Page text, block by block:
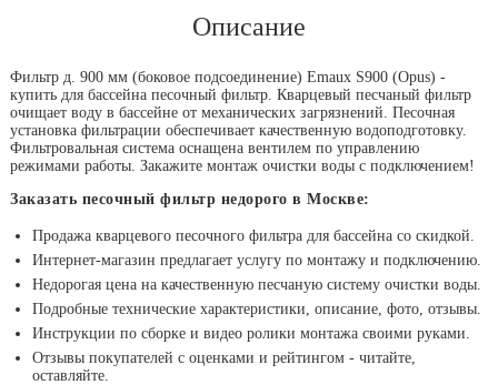
Описание
Фильтр д. 900 мм (боковое подсоединение) Emaux S900 (Opus) -
купить для бассейна песочный фильтр. Кварцевый песчаный фильтр
очищает воду в бассейне от механических загрязнений. Песочная
установка фильтрации обеспечивает качественную водоподготовку.
Фильтровальная система оснащена вентилем по управлению
режимами работы. Закажите монтаж очистки воды с подключением!
Заказать песочный фильтр недорого в Москве:
Продажа кварцевого песочного фильтра для бассейна со скидкой.
Интернет-магазин предлагает услугу по монтажу и подключению.
Недорогая цена на качественную песчаную систему очистки воды.
Подробные технические характеристики, описание, фото, отзывы.
Инструкции по сборке и видео ролики монтажа своими руками.
Отзывы покупателей с оценками и рейтингом - читайте,
оставляйте.